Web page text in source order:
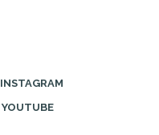
INSTAGRAM
YOUTUBE